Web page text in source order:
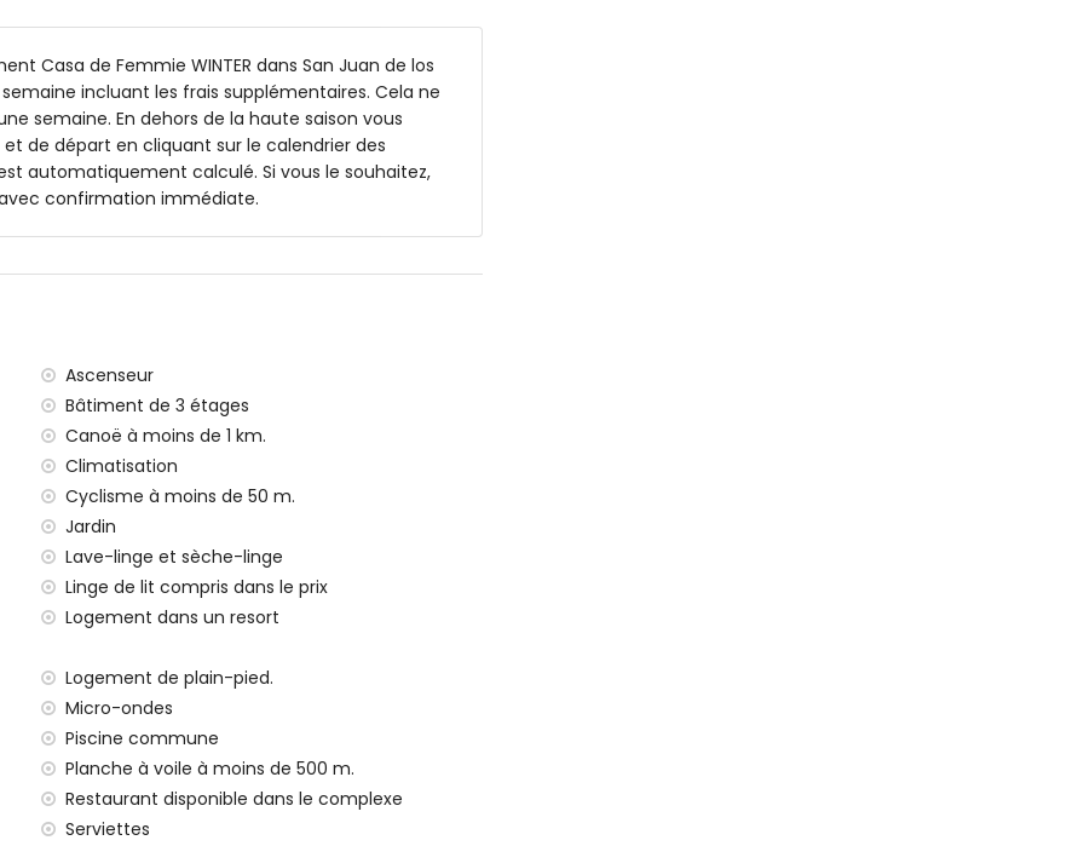
en plein air
pour 1 voiture
mètres de l'appartement
mètres de l'appartement
de 10 kilomètres de l'appartement)
un rayon de 100 kilomètres de l'appartement)
(> 100 kilomètres)
un rayon de 100 mètres et train dans un rayon de 15
dispose d'un ascenseur.
avec des enfants, les séances photo et les
loyer
Casa de Femmie WINTER dans San Juan de los
incluant les frais supplémentaires. Cela ne
semaine. En dehors de la haute saison vous
de départ en cliquant sur le calendrier des
automatiquement calculé. Si vous le souhaitez,
confirmation immédiate.
Ascenseur
Bâtiment de 3 étages
Canoë à moins de 1 km.
Climatisation
Cyclisme à moins de 50 m.
Jardin
Lave-linge et sèche-linge
Linge de lit compris dans le prix
Logement dans un resort
Logement de plain-pied.
Micro-ondes
Piscine commune
Planche à voile à moins de 500 m.
Restaurant disponible dans le complexe
Serviettes